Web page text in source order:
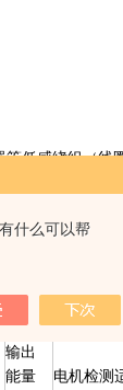
什么可以帮
低感绕组（线
分配的问题，
少至零，提高
即可完成各相
，提高了仪器
精准分析、储
。
输出
能量
电机检测